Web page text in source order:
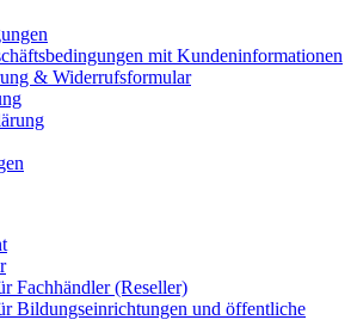
mit Kundeninformationen
& Widerrufsformular
Fachhändler (Reseller)
Bildungseinrichtungen und öffentliche